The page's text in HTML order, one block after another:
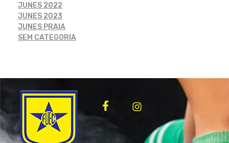
JUNES 2022
JUNES 2023
JUNES PRAIA
SEM CATEGORIA